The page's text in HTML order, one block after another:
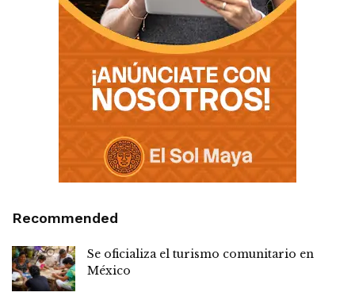
Recommended
Se oficializa el turismo comunitario en
México